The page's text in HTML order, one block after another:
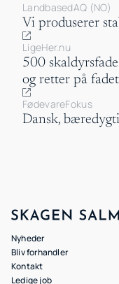
LandbasedAQ (NO)
Vi produserer
LigeHer.nu
500
og retter på fadet
FødevareFokus
Dansk,
Nyheder
Bliv forhandler
Kontakt
Ledige job